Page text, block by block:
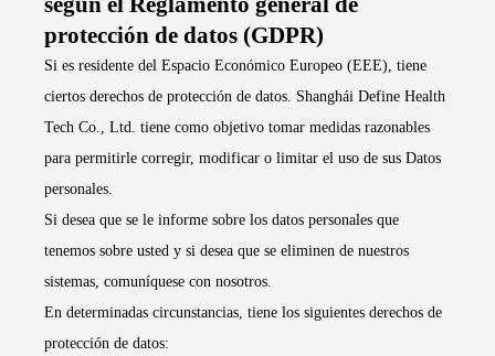
protección de datos (GDPR)
Si es residente del Espacio Económico Europeo (EEE), tiene
ciertos derechos de protección de datos. Shanghái Define Health
Tech Co., Ltd. tiene como objetivo tomar medidas razonables
para permitirle corregir, modificar o limitar el uso de sus Datos
personales.
Si desea que se le informe sobre los datos personales que
tenemos sobre usted y si desea que se eliminen de nuestros
sistemas, comuníquese con nosotros.
En determinadas circunstancias, tiene los siguientes derechos de
protección de datos: